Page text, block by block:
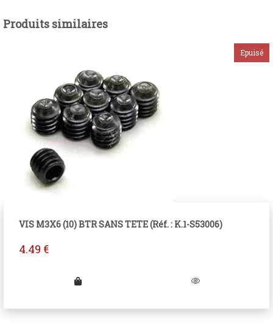
Produits similaires
VIS M3X6 (10) BTR SANS TETE (Réf. : K.1-S53006)
4.49 €